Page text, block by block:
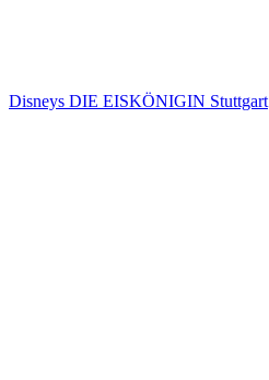
Disneys DIE EISKÖNIGIN Stuttgart